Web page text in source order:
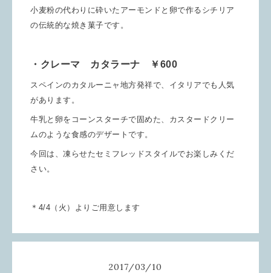
小麦粉の代わりに砕いたアーモンドと卵で作るシチリア
の伝統的な焼き菓子です。
・クレーマ カタラーナ ￥600
スペインのカタルーニャ地方発祥で、イタリアでも人気
があります。
牛乳と卵をコーンスターチで固めた、カスタードクリー
ムのような食感のデザートです。
今回は、凍らせたセミフレッドスタイルでお楽しみくだ
さい。
＊4/4（火）よりご用意します
2017/03/10